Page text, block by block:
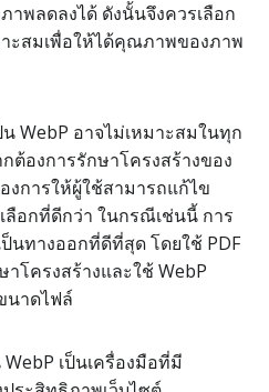
พลดลงได้ ดังนั้นจึงควรเลือก
ะสมเพื่อให้ได้คุณภาพของภาพ
WebP อาจไม่เหมาะสมในทุก
ต้องการรักษาโครงสร้างของ
งการให้ผู้ใช้สามารถแก้ไข
เลือกที่ดีกว่า ในกรณีเช่นนี้ การ
ป็นทางออกที่ดีที่สุด โดยใช้ PDF
โครงสร้างและใช้ WebP
นาดไฟล์
เป็นเครื่องมือที่มี